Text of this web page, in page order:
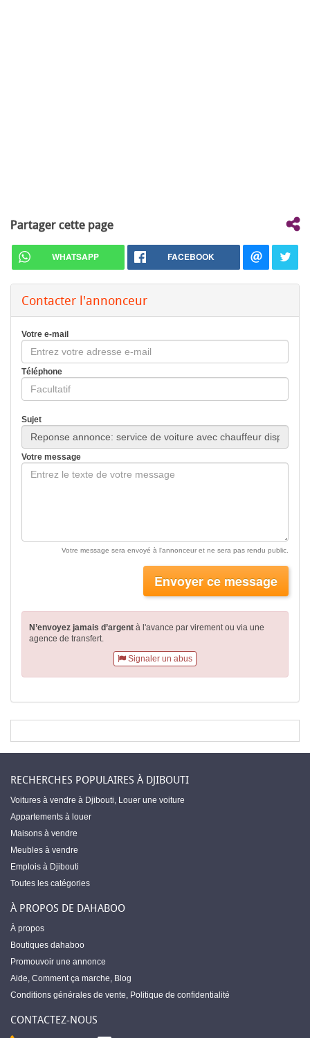
Partager cette page
WHATSAPP FACEBOOK
Contacter l'annonceur
Votre e-mail
Téléphone
Sujet
Votre message
Votre message sera envoyé à l'annonceur et ne sera pas rendu public.
Envoyer ce message
N’envoyez jamais d’argent à l'avance par virementou via une
agence de transfert.
Signaler un abus
RECHERCHES POPULAIRES À DJIBOUTI
Voitures à vendre à Djibouti, Louer une voiture
Appartements à louer
Maisons à vendre
Meubles à vendre
Emplois à Djibouti
Toutes les catégories
À PROPOS DE DAHABOO
À propos
Boutiques dahaboo
Promouvoir une annonce
Aide, Comment ça marche, Blog
Conditions générales de vente, Politique de confidentialité
CONTACTEZ-NOUS